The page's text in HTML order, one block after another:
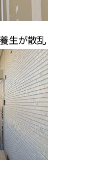
生が散乱